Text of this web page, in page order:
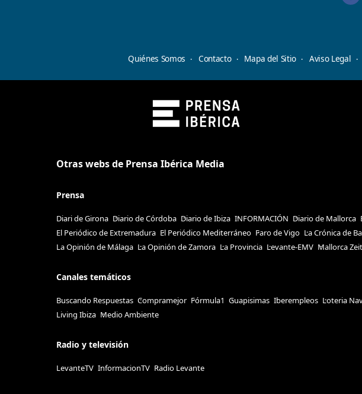
Quiénes Somos Contacto Mapa del Sitio Aviso Legal
Otras webs de Prensa Ibérica Media
Prensa
Diari de Girona Diario de Córdoba Diario de Ibiza INFORMACIÓN Diario de Mallorca
El Periódico de Extremadura El Periódico Mediterráneo Faro de Vigo La Crónica de
La Opinión de Málaga La Opinión de Zamora La Provincia Levante-EMV Mallorca
Canales temáticos
Buscando Respuestas Compramejor Fórmula1 Guapisimas Iberempleos Loteria
Living Ibiza Medio Ambiente
Radio y televisión
LevanteTV InformacionTV Radio Levante